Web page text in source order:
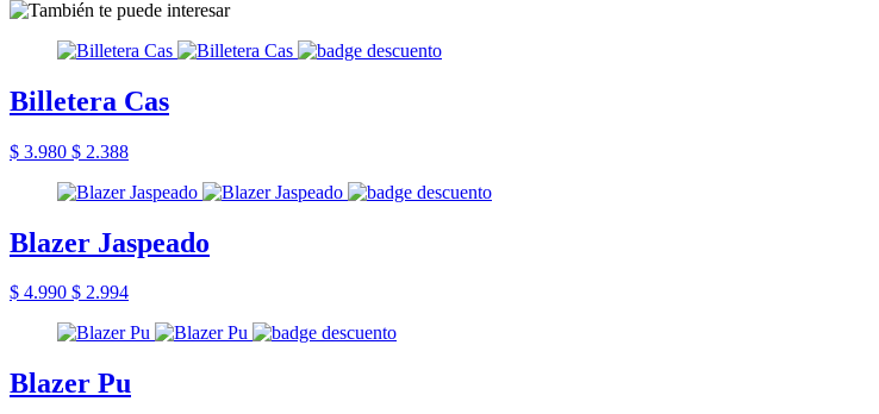
Billetera Cas
$ 3.980 $ 2.388
Blazer Jaspeado
$ 4.990 $ 2.994
Blazer Pu